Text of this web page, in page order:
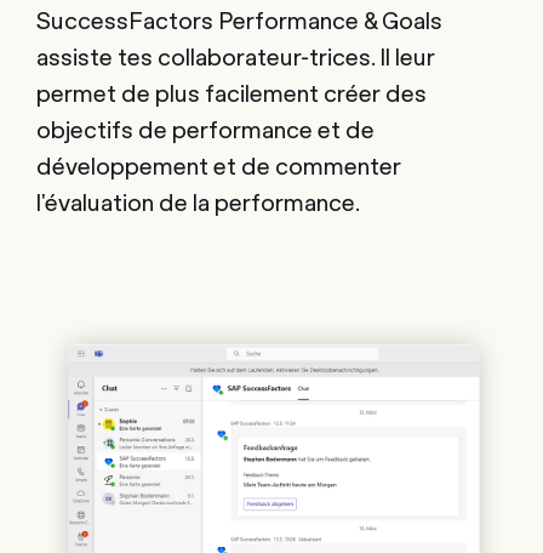
SuccessFactors Performance & Goals
assiste tes collaborateur-trices. Il leur
permet de plus facilement créer des
objectifs de performance et de
développement et de commenter
l'évaluation de la performance.